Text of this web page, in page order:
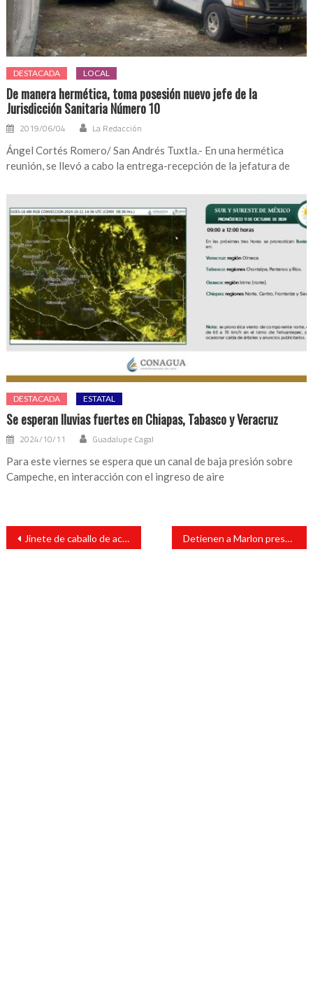
DESTACADA LOCAL
De manera hermética, toma posesión nuevo jefe de la
Jurisdicción Sanitaria Número 10
2019/06/04 La Redacción
Ángel Cortés Romero/ San Andrés Tuxtla.- En una hermética
reunión, se llevó a cabo la entrega-recepción de la jefatura de
DESTACADA ESTATAL
Se esperan lluvias fuertes en Chiapas, Tabasco y Veracruz
2024/10/11 Guadalupe Cagal
Para este viernes se espera que un canal de baja presión sobre
Campeche, en interacción con el ingreso de aire
Navegación
entradas
Jinete de caballo de acero fue a parar al hospital Detienen a Marlon presunto feminicida de Monserrat